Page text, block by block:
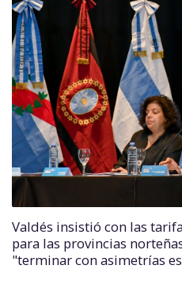
Valdés insistió con las
para las provincias
"terminar con asimetrías